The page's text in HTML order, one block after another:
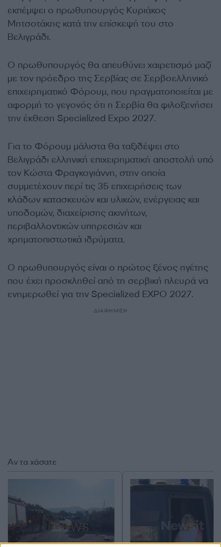
εκπέμψει ο πρωθυπουργός Κυριάκος
Μητσοτάκης κατά την επίσκεψή του στο
Βελιγράδι.
Ο πρωθυπουργός θα απευθύνει χαιρετισμό μαζί
με τον πρόεδρο της Σερβίας σε Σερβοελληνικό
επιχειρηματικό Φόρουμ, που πραγματοποιείται με
αφορμή το γεγονός ότι η Σερβία θα φιλοξενήσει
την έκθεση Specialized Expo 2027.
Για το Φόρουμ μάλιστα θα ταξιδέψει στο
Βελιγράδι ελληνική επιχειρηματική αποστολή υπό
τον Κώστα Φραγκογιάννη, στην οποία
συμμετέχουν περί τις 35 επιχειρήσεις των
κλάδων κατασκευών και υλικών, ενέργειας και
υποδομών, διαχείρισης ακινήτων,
περιβαλλοντικών υπηρεσιών και
χρηματοπιστωτικά ιδρύματα.
Ο πρωθυπουργός είναι ο πρώτος ξένος ηγέτης
που έχει προσκληθεί από τη σερβική πλευρά να
ενημερωθεί για την Specialized EXPO 2027.
ΔΙΑΦΗΜΙΣΗ
Αν τα χάσατε